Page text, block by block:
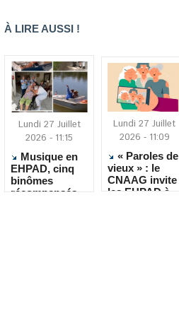
À LIRE AUSSI !
Lundi 27 Juillet
2026 - 11:15
Musique en
EHPAD, cinq
binômes
récompensés
Lundi 27 Juillet
2026 - 11:09
« Paroles de
vieux » : le
CNAAG invite
les EHPAD à